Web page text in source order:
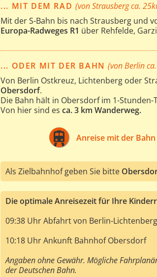
... MIT DEM RAD (von Strausberg ca.
Mit der S-Bahn bis nach Strausberg und
Europa-Radweges R1 über Rehfelde,
... ODER MIT DER BAHN(von Berlin
Von Berlin Ostkreuz, Lichtenberg oder
Obersdorf.
Die Bahn hält in Obersdorf im 1-Stunden-
Von hier sind esca. 3 km Wanderweg.
Anreise mit der
Als Zielbahnhof geben Sie bitte
Die optimale Anreisezeit für Ihre
09:38 Uhr Abfahrt von Berlin-Lichtenberg
10:18 Uhr Ankunft Bahnhof Obersdorf
Angaben ohne Gewähr. Mögliche
der Deutschen Bahn.